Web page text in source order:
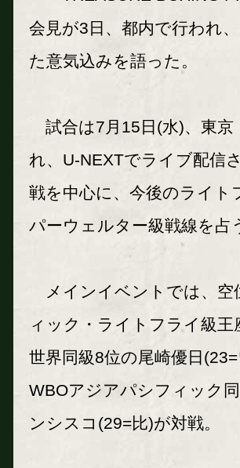
会見が3日、都内で行われ
た意気込みを語った。
試合は7月15日(水)、東京
れ、U-NEXTでライブ配信
戦を中心に、今後のライト
パーウェルター級戦線を占
メインイベントでは、空
ィック・ライトフライ級
世界同級8位の尾崎優日
WBOアジアパシフィック
ンシスコ(29=比)が対戦。